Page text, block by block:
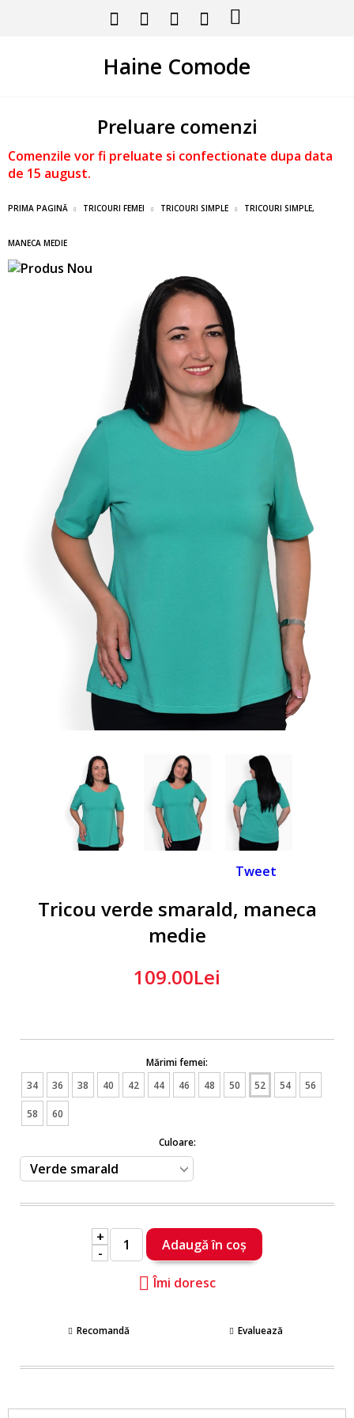
Haine Comode
Preluare comenzi
Comenzile vor fi preluate si confectionate dupa data
de 15 august.
PRIMA PAGINĂ TRICOURI FEMEI TRICOURI SIMPLE TRICOURI SIMPLE,
MANECA MEDIE
Tricou verde smarald, maneca
medie
109.00Lei
Mărimi femei:
34
36 38 40 42 44 46 48 50 52 54 56
58 60
Culoare:
+
-
Îmi doresc
Recomandă Evaluează
Tweet